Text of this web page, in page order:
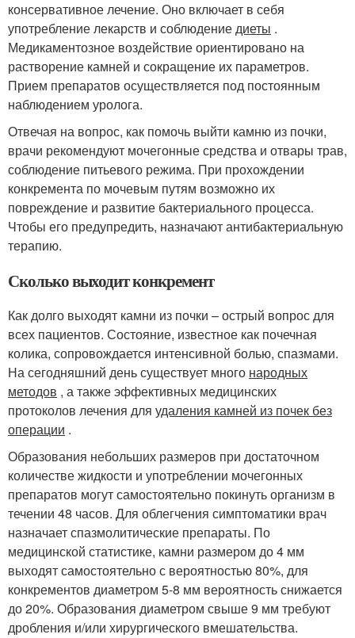
консервативное лечение. Оно включает в себя
употребление лекарств и соблюдениедиеты .
Медикаментозное воздействие ориентировано на
растворение камней и сокращение их параметров.
Прием препаратов осуществляется под постоянным
наблюдением уролога.
Отвечая на вопрос, как помочь выйти камню из почки,
врачи рекомендуют мочегонные средства и отвары трав,
соблюдение питьевого режима. При прохождении
конкремента по мочевым путям возможно их
повреждение и развитие бактериального процесса.
Чтобы его предупредить, назначают антибактериальную
терапию.
Сколько выходит конкремент
Как долго выходят камни из почки – острый вопрос для
всех пациентов. Состояние, известное как почечная
колика, сопровождается интенсивной болью, спазмами.
На сегодняшний день существует много народных
методов , а также эффективных медицинских
протоколов лечения для удаления камней из почек без
операции .
Образования небольших размеров при достаточном
количестве жидкости и употреблении мочегонных
препаратов могут самостоятельно покинуть организм в
течении 48 часов. Для облегчения симптоматики врач
назначает спазмолитические препараты. По
медицинской статистике, камни размером до 4 мм
выходят самостоятельно с вероятностью 80%, для
конкрементов диаметром 5-8 мм вероятность снижается
до 20%. Образования диаметром свыше 9 мм требуют
дробления и/или хирургического вмешательства.